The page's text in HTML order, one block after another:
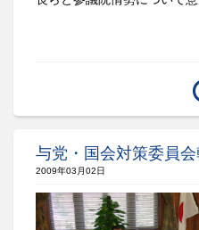
与党・国会対策委員
2009年03月02日